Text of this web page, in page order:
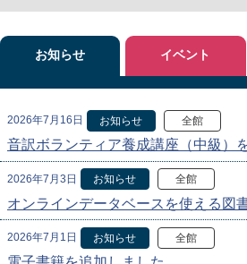
お知らせ
2026年7月16日 お知らせ 全館
音訳ボランティア養成講座（中級）
2026年7月3日 お知らせ 全館
オンラインデータベースを使える図
2026年7月1日 お知らせ 全館
イベント